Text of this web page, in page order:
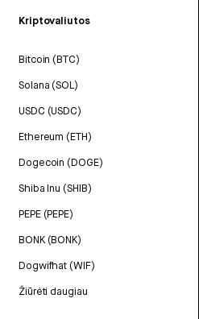
Kriptovaliutos
Bitcoin (BTC)
Solana (SOL)
USDC (USDC)
Ethereum (ETH)
Dogecoin (DOGE)
Shiba Inu (SHIB)
PEPE (PEPE)
BONK (BONK)
Dogwifhat (WIF)
Žiūrėti daugiau